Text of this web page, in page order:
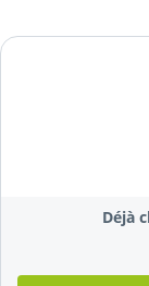
Déjà